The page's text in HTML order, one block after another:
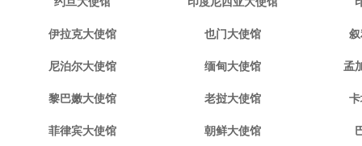
伊拉克大使馆 也门大使馆
尼泊尔大使馆 缅甸大使馆 孟
黎巴嫩大使馆 老挝大使馆
菲律宾大使馆 朝鲜大使馆